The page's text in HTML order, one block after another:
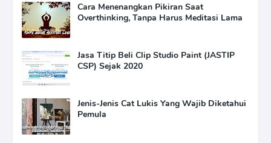
Cara Menenangkan Pikiran Saat
Overthinking, Tanpa Harus Meditasi Lama
Jasa Titip Beli Clip Studio Paint (JASTIP
CSP) Sejak 2020
Jenis-Jenis Cat Lukis Yang Wajib Diketahui
Pemula